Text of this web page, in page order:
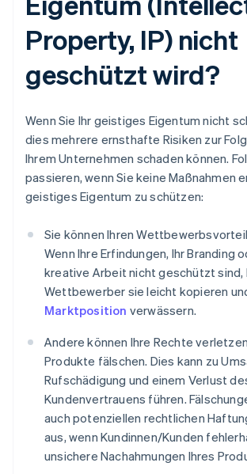
Property, IP) nicht
geschützt wird?
Wenn Sie Ihr geistiges Eigentum nicht
dies mehrere ernsthafte Risiken zur
Ihrem Unternehmen schaden können.
passieren, wenn Sie keine Maßnahmen
geistiges Eigentum zu schützen:
Sie können Ihren
Wenn Ihre Erfindungen, Ihr Branding
kreative Arbeit nicht geschützt sind,
Wettbewerber sie leicht kopieren
Marktposition verwässern.
Andere können Ihre Rechte
Produkte fälschen. Dies kann zu
Rufschädigung und einem Verlust
Kundenvertrauens führen.
auch potenziellen rechtlichen
aus, wenn Kundinnen/Kunden
unsichere Nachahmungen Ihres